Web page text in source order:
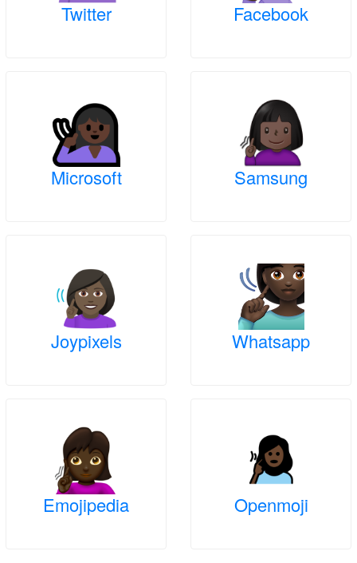
Facebook
Twitter
Samsung
Microsoft
Whatsapp
Joypixels
Openmoji
Emojipedia